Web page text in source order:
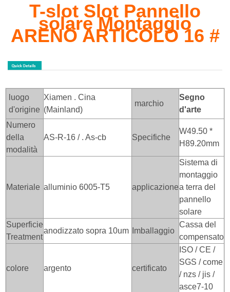
T-slot Slot Pannello
solare Montaggio
ARENO ARTICOLO 16 #
luogo
d'origine
Xiamen . Cina
(Mainland)
marchio
Segno
d'arte
Numero
della
modalità
AS-R-16 / . As-cb Specifiche
W49.50 *
H89.20mm
Materiale alluminio 6005-T5 applicazione
Sistema di
montaggio
a terra del
pannello
solare
Superficie
Treatment
anodizzato sopra 10um Imballaggio
Cassa del
compensato
colore argento certificato
ISO / CE /
SGS / come
/ nzs / jis /
asce7-10